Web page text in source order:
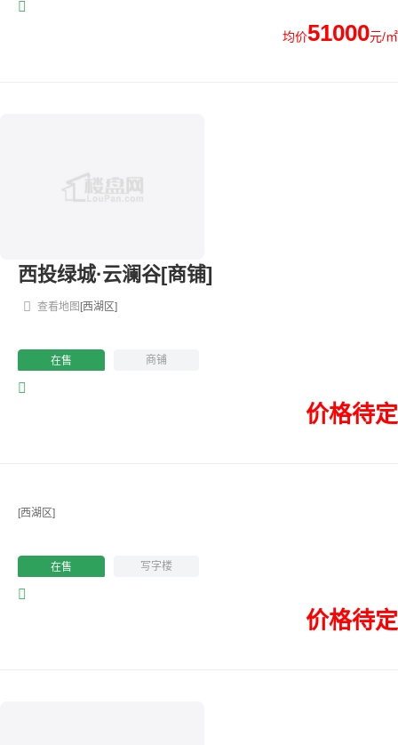
均价51000元/㎡
西投绿城·云澜谷[商铺]
[西湖区]
查看地图
在售 商铺
价格待定
[西湖区]
在售 写字楼
价格待定